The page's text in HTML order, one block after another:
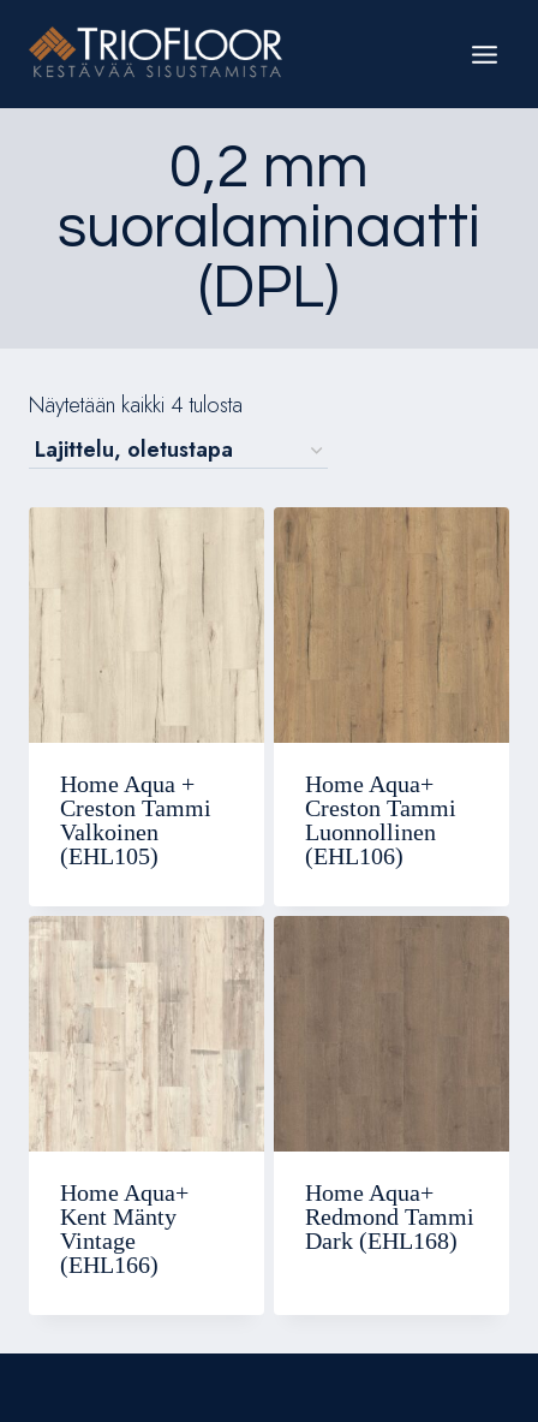
sisältöön
0,2 mm
suoralaminaatti
(DPL)
Näytetään kaikki 4 tulosta
Home Aqua +
Creston Tammi
Valkoinen
(EHL105)
Home Aqua+
Creston Tammi
Luonnollinen
(EHL106)
Home Aqua+
Kent Mänty
Vintage
(EHL166)
Home Aqua+
Redmond Tammi
Dark (EHL168)